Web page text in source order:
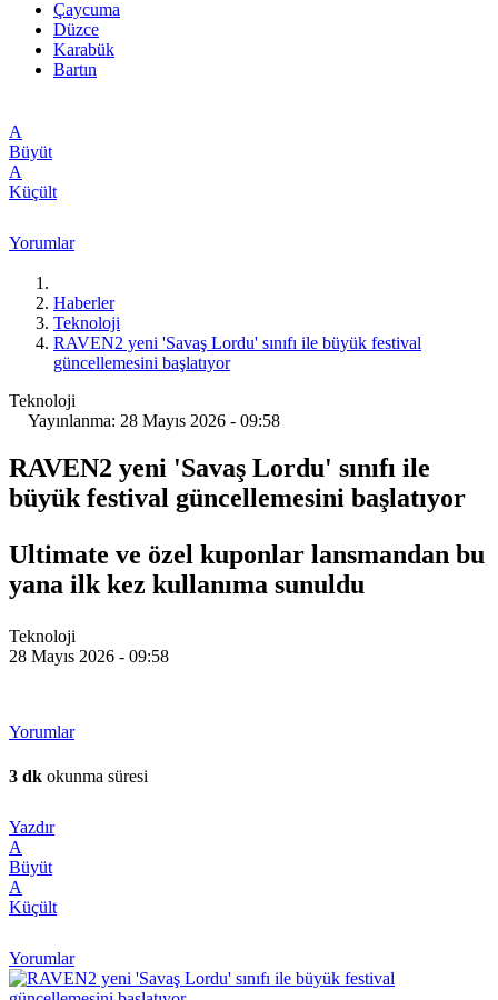
Çaycuma
Düzce
Karabük
Bartın
A
Büyüt
A
Küçült
Yorumlar
Haberler
Teknoloji
RAVEN2 yeni 'Savaş Lordu' sınıfı ile büyük festival
güncellemesini başlatıyor
Teknoloji
Yayınlanma: 28 Mayıs 2026 - 09:58
RAVEN2 yeni 'Savaş Lordu' sınıfı ile
büyük festival güncellemesini başlatıyor
Ultimate ve özel kuponlar lansmandan bu
yana ilk kez kullanıma sunuldu
Teknoloji
28 Mayıs 2026 - 09:58
Yorumlar
3 dk okunma süresi
Yazdır
A
Büyüt
A
Küçült
Yorumlar